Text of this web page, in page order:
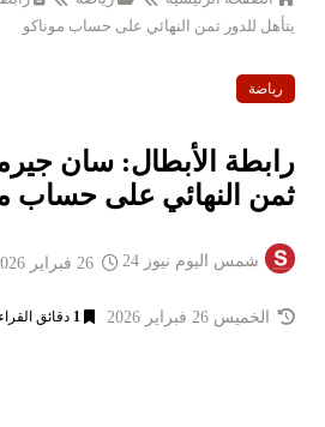
يتأهل للدور ثمن النهائي على حساب موناكو
رياضة
رابطة الأبطال: سان
ثمن النهائي على حساب
شمس اليوم نيوز 24
الخميس 26 فبراير 2026 1 دقائق